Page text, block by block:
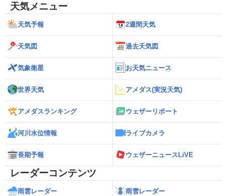
天気メニュー
天気予報 2週間天気
天気図 過去天気図
気象衛星 お天気ニュース
世界天気 アメダス(実況天気)
アメダスランキング ウェザーリポート
河川水位情報 ライブカメラ
長期予報 ウェザーニュースLiVE
レーダーコンテンツ
雨雲レーダー 雨雪レーダー